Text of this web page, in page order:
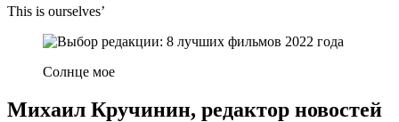
This is ourselves’
Солнце мое
Михаил Кручинин, редактор новостей